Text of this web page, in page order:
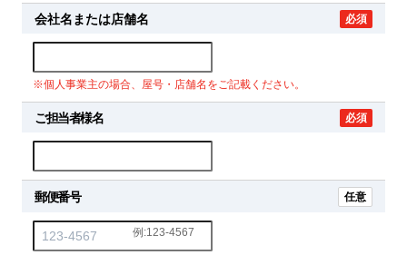
会社名または店舗名 必須
※個人事業主の場合、屋号・店舗名をご記載ください。
ご担当者様名 必須
郵便番号 任意
例:123-4567